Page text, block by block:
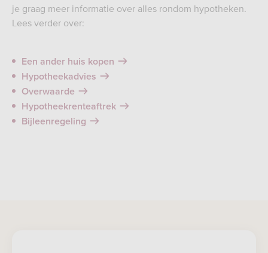
je graag meer informatie over alles rondom hypotheken.
Lees verder over:
Een ander huis kopen
Hypotheekadvies
Overwaarde
Hypotheekrenteaftrek
Bijleenregeling